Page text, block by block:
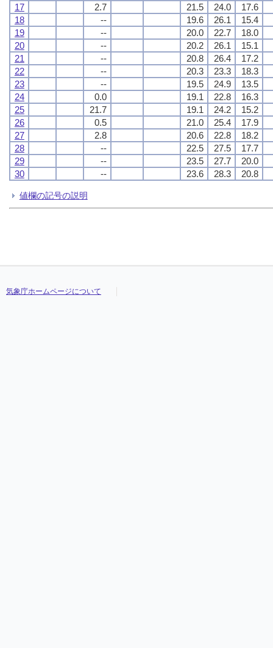
17
2.7 21.5 24.0
17.6
18
-- 19.6 26.1
15.4
19
-- 20.0 22.7
18.0
20
-- 20.2 26.1
15.1
21
-- 20.8 26.4
17.2
22
-- 20.3 23.3
18.3
23
-- 19.5 24.9
13.5
24
0.0 19.1 22.8
16.3
25
21.7 19.1 24.2
15.2
26
0.5 21.0 25.4
17.9
27
2.8 20.6 22.8
18.2
28
-- 22.5 27.5
17.7
29
-- 23.5 27.7
20.0
30
-- 23.6 28.3 20.8
値欄の記号の説明
気象庁ホームページについて